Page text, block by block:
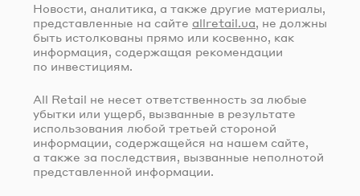
Новости, аналитика, а также другие материалы,
представленные на сайте allretail.ua, не должны
быть истолкованы прямо или косвенно, как
информация, содержащая рекомендации
по инвестициям.
All Retail не несет ответственность за любые
убытки или ущерб, вызванные в результате
использования любой третьей стороной
информации, содержащейся на нашем сайте,
а также за последствия, вызванные неполнотой
представленной информации.